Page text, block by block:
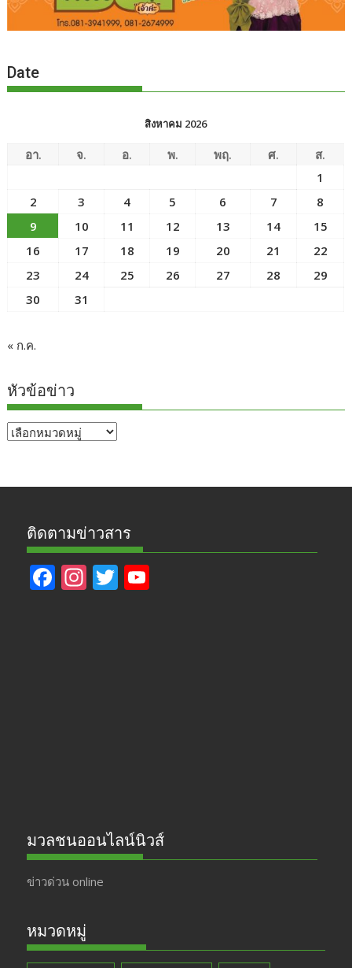
Date
สิงหาคม 2026
อา. จ. อ. พ. พฤ. ศ.
ส.
1
2
3 4 5 6 7
8
9
10 11 12 13 14
15
16
17 18 19 20 21
22
23
24 25 26 27 28
29
30
31
« ก.ค.
หัวข้อข่าว
หัวข้อ
ติดตามข่าวสาร
F In T
มวลชนออนไลน์นิวส์
ข่าวด่วน online
หมวดหมู่